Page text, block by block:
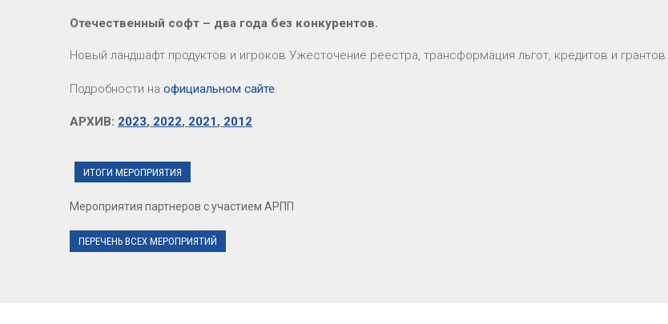
Отечественный софт – два года без конкурентов.
Новый ландшафт продуктов и игроков Ужесточение реестра, трансформация льгот, кредитов и грантов.
Подробности на официальном сайте.
АРХИВ: 2023, 2022, 2021, 2012
ИТОГИ МЕРОПРИЯТИЯ
Мероприятия партнеров с участием АРПП
ПЕРЕЧЕНЬ ВСЕХ МЕРОПРИЯТИЙ